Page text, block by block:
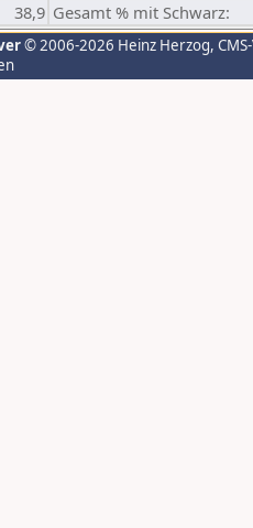
38,9 Gesamt % mit Schwarz:
© 2006-2026 Heinz Herzog,